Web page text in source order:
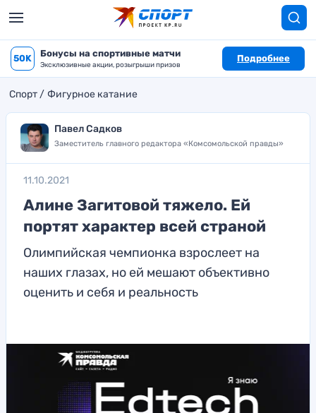
50K Бонусы на спортивные матчи
Эксклюзивные акции, розыгрыши призов
Подробнее
Спорт Фигурное катание
Павел Садков
Заместитель главного редактора «Комсомольской правды»
11.10.2021
Алине Загитовой тяжело. Ей
портят характер всей страной
Олимпийская чемпионка взрослеет на
наших глазах, но ей мешают объективно
оценить и себя и реальность